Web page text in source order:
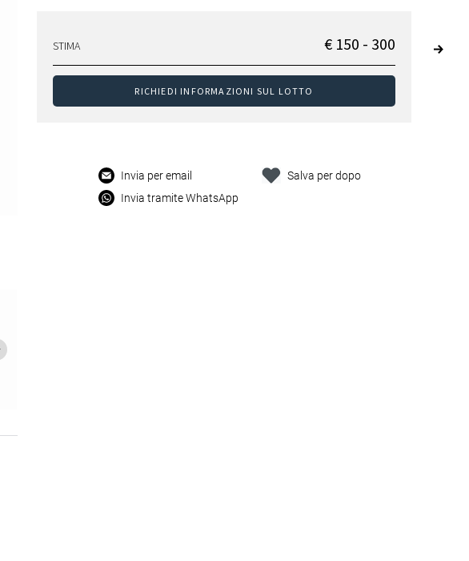
STIMA € 150 - 300
RICHIEDI INFORMAZIONI SUL LOTTO
Invia per email
Invia tramite WhatsApp
Salva per dopo